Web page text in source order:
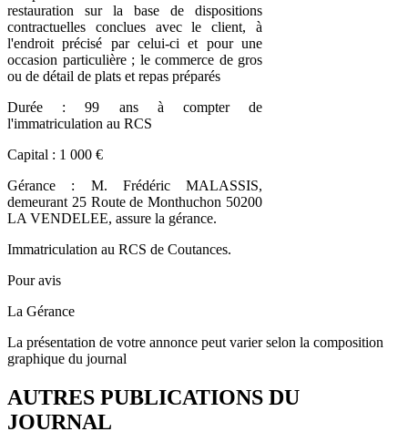
restauration sur la base de dispositions
contractuelles conclues avec le client, à
l'endroit précisé par celui-ci et pour une
occasion particulière ; le commerce de gros
ou de détail de plats et repas préparés
Durée : 99 ans à compter de
l'immatriculation au RCS
Capital : 1 000 €
Gérance : M. Frédéric MALASSIS,
demeurant 25 Route de Monthuchon 50200
LA VENDELEE, assure la gérance.
Immatriculation au RCS de Coutances.
Pour avis
La Gérance
La présentation de votre annonce peut varier selon la composition
graphique du journal
AUTRES PUBLICATIONS DU
JOURNAL